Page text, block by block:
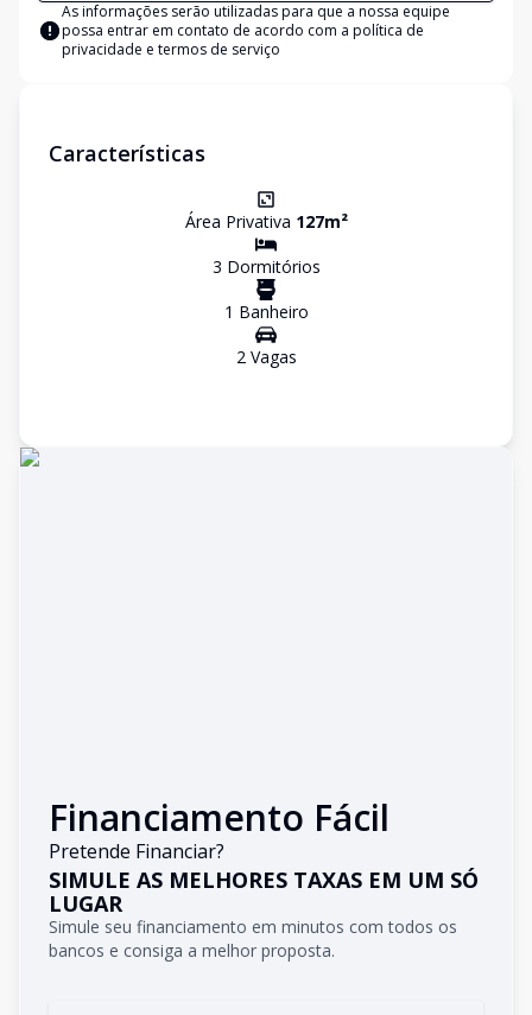
As informações serão utilizadas para que a nossa equipe
possa entrar em contato de acordo com a política de
privacidade e termos de serviço
Características
Área Privativa 127m²
3 Dormitórios
1 Banheiro
2Vagas
Financiamento Fácil
Pretende Financiar?
SIMULE AS MELHORES TAXAS EM UM SÓ
LUGAR
Simule seu financiamento em minutos com todos os
bancos e consiga a melhor proposta.